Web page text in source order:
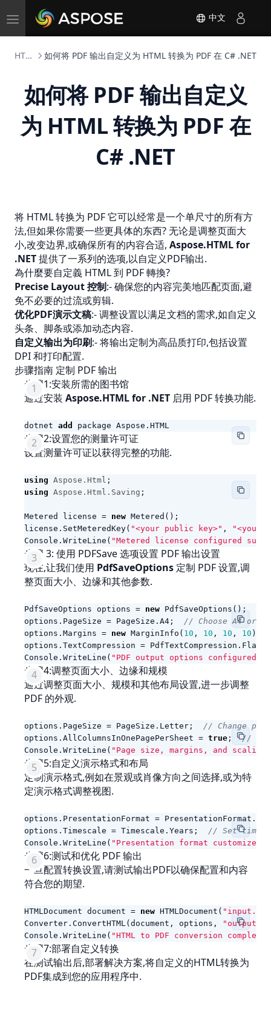
Toggle
navigation
中文
HTML 转换器 如何将 PDF 输出自定义为 HTML 转换为 PDF 在 C# .NET
如何将 PDF 输出自定义
为 HTML 转换为 PDF 在
C# .NET
将 HTML 转换为 PDF它可以经常是一个单尺寸的所有方
法,但如果你需要一些更具体的东西? 无论是调整页面大
小,改变边界,或确保所有的内容合适, Aspose.HTML for
.NET提供了一系列的选项,以自定义PDF输出.
為什麼要自定義 HTML 到 PDF 轉換?
Precise Layout 控制:- 确保您的内容完美地匹配页面,避
免不必要的过流或剪辑.
优化PDF演示文稿:- 调整设置以满足文档的需求,如自定义
头条、脚条或添加动态内容.
自定义输出为印刷:- 将输出定制为高品质打印,包括设置
DPI 和打印配置.
步骤指南 定制 PDF 输出
步骤1:安装所需的图书馆
通过安装 Aspose.HTML for .NET 启用 PDF 转换功能.
dotnet add package Aspose . HTML
步骤2:设置您的测量许可证
设置测量许可证以获得完整的功能.
using Aspose.Html ;
using Aspose.Html.Saving ;
Metered license = new Metered ();
license . SetMeteredKey( "<your public key>" ,
"<your
Console . WriteLine ( "Metered license configured
步骤 3: 使用 PDFSave 选项设置 PDF 输出设置
现在,让我们使用 PdfSaveOptions 定制 PDF 设置,调
整页面大小、边缘和其他参数.
PdfSaveOptions options = new PdfSaveOptions ();
options . PageSize = PageSize . A4 ;
// Choose A4 or
options . Margins = new MarginInfo ( 10 , 10 , 10 , 10 );
options . TextCompression = PdfTextCompression . Flate
Console . WriteLine ( "PDF output options configured."
步骤4:调整页面大小、边缘和规模
通过调整页面大小、规模和其他布局设置,进一步调整
PDF 的外观.
options . PageSize = PageSize . Letter ;
// Change
options . AllColumnsInOnePagePerSheet = true ;
//
Console . WriteLine ( "Page size, margins, and
步骤5:自定义演示格式和布局
定制演示格式,例如在景观或肖像方向之间选择,或为特
定演示格式调整视图.
options . PresentationFormat = PresentationFormat .
options . Timescale = Timescale . Years ;
// Set
Console . WriteLine ( "Presentation format customized."
步骤6:测试和优化 PDF 输出
一旦配置转换设置,请测试输出PDF以确保配置和内容
符合您的期望.
HTMLDocument document = new HTMLDocument (
Converter . ConvertHTML( document , options ,
Console . WriteLine ( "HTML to PDF conversion
步骤7:部署自定义转换
在测试输出后,部署解决方案,将自定义的HTML转换为
PDF集成到您的应用程序中.